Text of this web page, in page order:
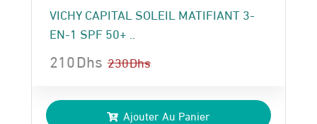
VICHY CAPITAL SOLEIL MATIFIANT 3-
EN-1 SPF 50+ ..
230Dhs
prix
210Dhs
prix
Ajouter Au Panier